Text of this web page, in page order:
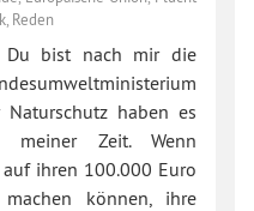
, Reden
Du bist nach mir die
Naturschutz haben es
Zeit. Wenn
ihren 100.000 Euro
können, ihre